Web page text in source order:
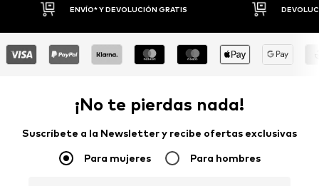
DEVOLUCIONES HASTA 30 DÍAS
¡No te pierdas nada!
Suscríbete a la Newsletter y recibe ofertas exclusivas
Para mujeres Para hombres